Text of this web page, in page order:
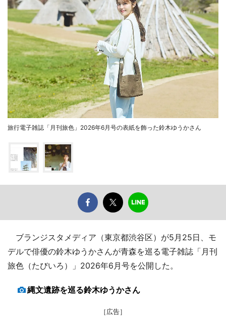
旅行電子雑誌「月刊旅色」2026年6月号の表紙を飾った鈴木ゆうかさん
ブランジスタメディア（東京都渋谷区）が5月25日、モ
デルで俳優の鈴木ゆうかさんが青森を巡る電子雑誌「月刊
旅色（たびいろ）」2026年6月号を公開した。
縄文遺跡を巡る鈴木ゆうかさん
［広告］